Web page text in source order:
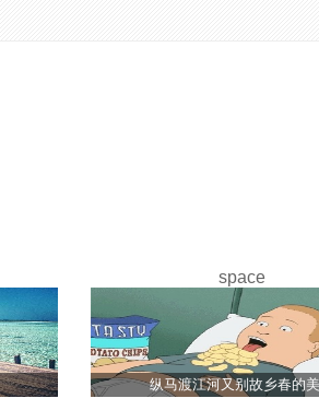
space
纵马渡江河又别故乡春的